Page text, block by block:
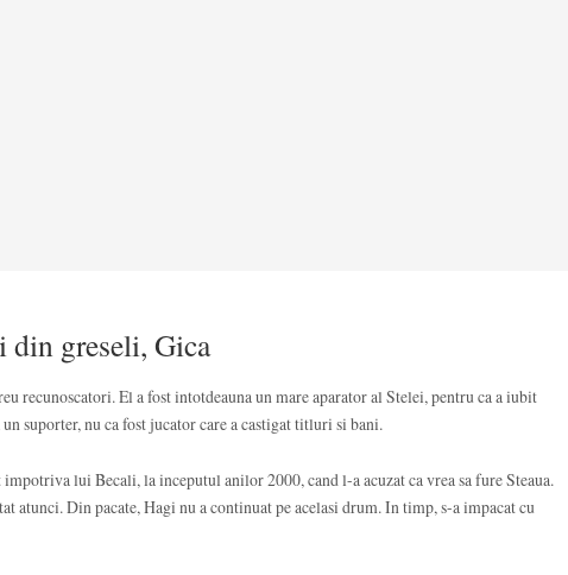
din greseli, Gica
recunoscatori. El a fost intotdeauna un mare aparator al Stelei, pentru ca a iubit
suporter, nu ca fost jucator care a castigat titluri si bani.
lui Becali, la inceputul anilor 2000, cand l-a acuzat ca vrea sa fure Steaua.
atunci. Din pacate, Hagi nu a continuat pe acelasi drum. In timp, s-a impacat cu